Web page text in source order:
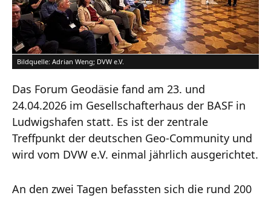
Bildquelle: Adrian Weng; DVW e.V.
Das Forum Geodäsie fand am 23. und
24.04.2026 im Gesellschafterhaus der BASF in
Ludwigshafen statt. Es ist der zentrale
Treffpunkt der deutschen Geo-Community und
wird vom DVW e.V. einmal jährlich ausgerichtet.
An den zwei Tagen befassten sich die rund 200